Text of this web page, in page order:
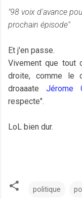
"98 voix d'avance
prochain épisode"
Et j'en passe.
Vivement que tout
droite, comme le
droaaate Jérome
respecte".
LoL bien dur.
politique